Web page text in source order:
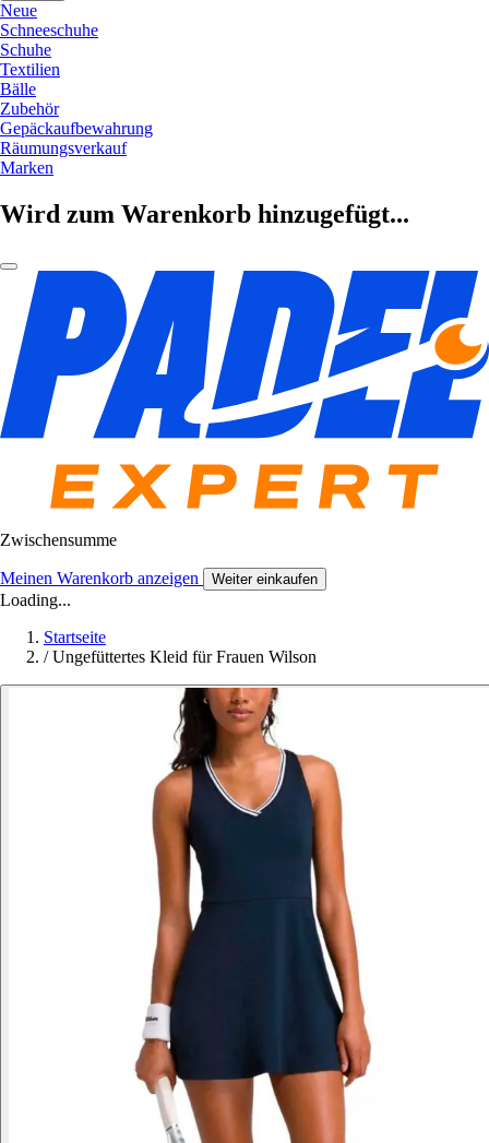
Neue
Schneeschuhe
Schuhe
Textilien
Bälle
Zubehör
Gepäckaufbewahrung
Räumungsverkauf
Marken
Wird zum Warenkorb hinzugefügt...
Zwischensumme
Meinen Warenkorb anzeigen Weiter einkaufen
Loading...
Startseite
/ Ungefüttertes Kleid für Frauen Wilson